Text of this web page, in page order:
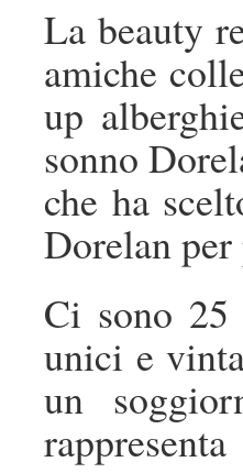
La beauty
amiche
up
sonno
che ha
Dorelan
Ci sono 25
unici e
un